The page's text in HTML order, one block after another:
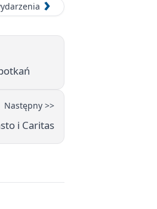
Następny >>
i Caritas